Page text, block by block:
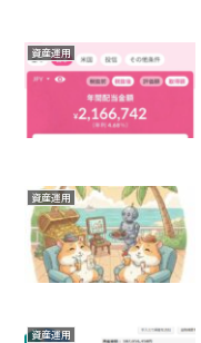
資産運用
資産運用
資産運用